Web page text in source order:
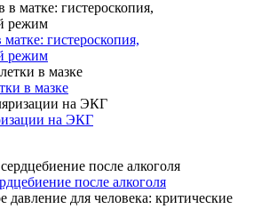
гистероскопия,
режим
в мазке
на ЭКГ
после алкоголя